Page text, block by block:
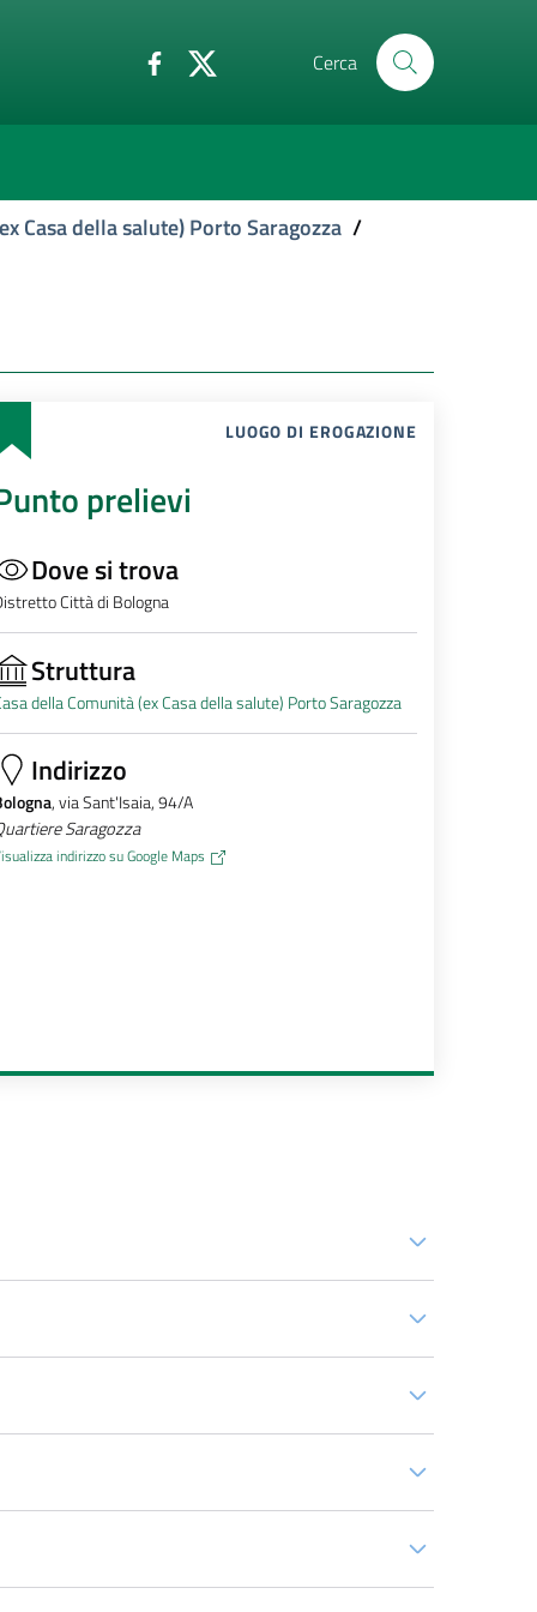
Cerca
Casa della salute) Porto Saragozza /
LUOGO DI EROGAZIONE
prelievi
Dove si trova
Città di Bologna
Struttura
della Comunità (ex Casa della salute) Porto Saragozza
Indirizzo
, via Sant'Isaia, 94/A
Saragozza
indirizzo su Google Maps